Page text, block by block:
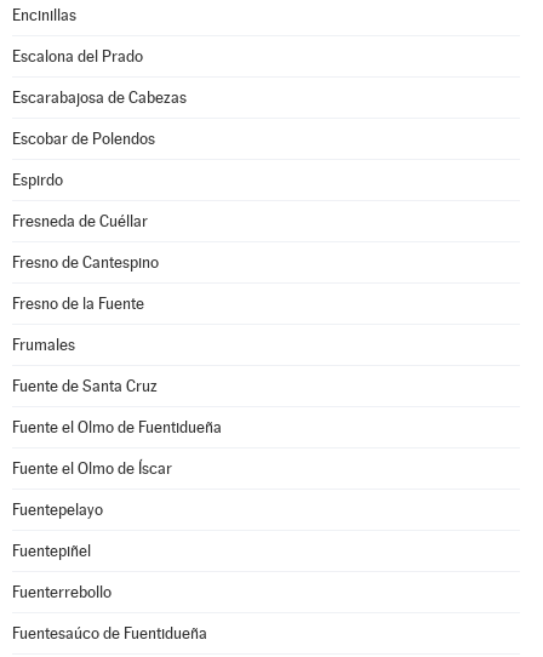
Encinillas
Escalona del Prado
Escarabajosa de Cabezas
Escobar de Polendos
Espirdo
Fresneda de Cuéllar
Fresno de Cantespino
Fresno de la Fuente
Frumales
Fuente de Santa Cruz
Fuente el Olmo de Fuentidueña
Fuente el Olmo de Íscar
Fuentepelayo
Fuentepiñel
Fuenterrebollo
Fuentesaúco de Fuentidueña